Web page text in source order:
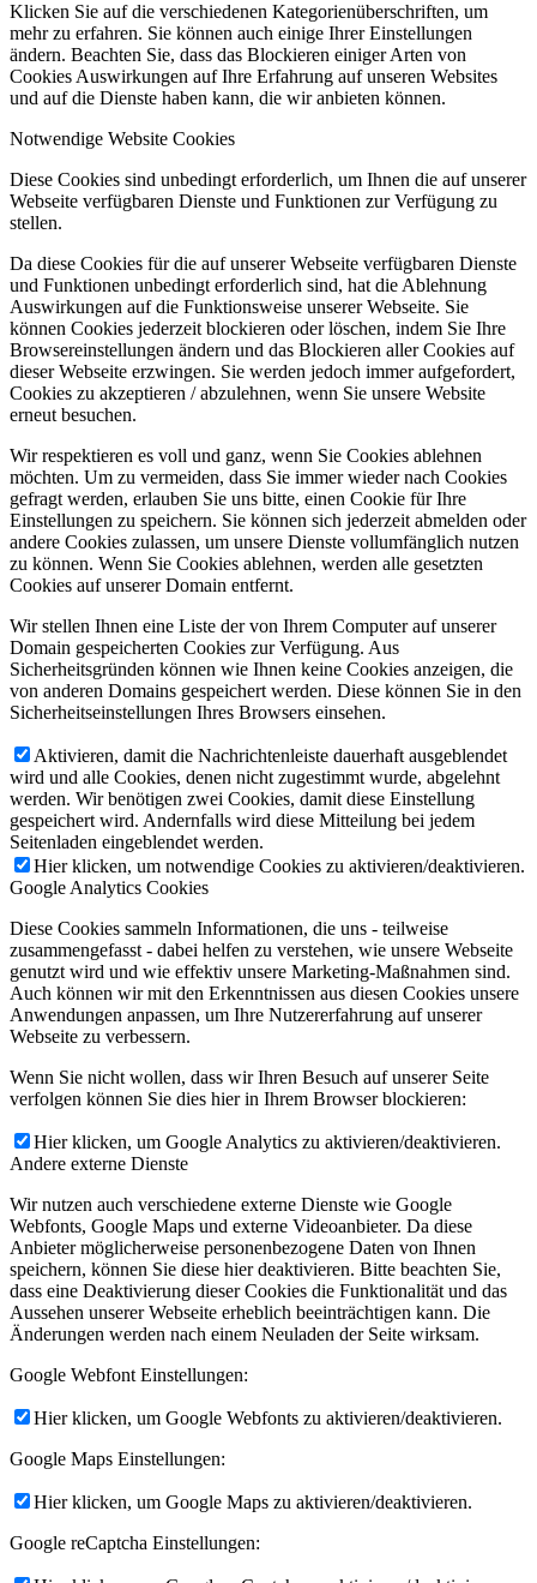
Klicken Sie auf die verschiedenen Kategorienüberschriften, um
mehr zu erfahren. Sie können auch einige Ihrer Einstellungen
ändern. Beachten Sie, dass das Blockieren einiger Arten von
Cookies Auswirkungen auf Ihre Erfahrung auf unseren Websites
und auf die Dienste haben kann, die wir anbieten können.
Notwendige Website Cookies
Diese Cookies sind unbedingt erforderlich, um Ihnen die auf unserer
Webseite verfügbaren Dienste und Funktionen zur Verfügung zu
stellen.
Da diese Cookies für die auf unserer Webseite verfügbaren Dienste
und Funktionen unbedingt erforderlich sind, hat die Ablehnung
Auswirkungen auf die Funktionsweise unserer Webseite. Sie
können Cookies jederzeit blockieren oder löschen, indem Sie Ihre
Browsereinstellungen ändern und das Blockieren aller Cookies auf
dieser Webseite erzwingen. Sie werden jedoch immer aufgefordert,
Cookies zu akzeptieren / abzulehnen, wenn Sie unsere Website
erneut besuchen.
Wir respektieren es voll und ganz, wenn Sie Cookies ablehnen
möchten. Um zu vermeiden, dass Sie immer wieder nach Cookies
gefragt werden, erlauben Sie uns bitte, einen Cookie für Ihre
Einstellungen zu speichern. Sie können sich jederzeit abmelden oder
andere Cookies zulassen, um unsere Dienste vollumfänglich nutzen
zu können. Wenn Sie Cookies ablehnen, werden alle gesetzten
Cookies auf unserer Domain entfernt.
Wir stellen Ihnen eine Liste der von Ihrem Computer auf unserer
Domain gespeicherten Cookies zur Verfügung. Aus
Sicherheitsgründen können wie Ihnen keine Cookies anzeigen, die
von anderen Domains gespeichert werden. Diese können Sie in den
Sicherheitseinstellungen Ihres Browsers einsehen.
Aktivieren, damit die Nachrichtenleiste dauerhaft ausgeblendet
wird und alle Cookies, denen nicht zugestimmt wurde, abgelehnt
werden. Wir benötigen zwei Cookies, damit diese Einstellung
gespeichert wird. Andernfalls wird diese Mitteilung bei jedem
Seitenladen eingeblendet werden.
Hier klicken, um notwendige Cookies zu aktivieren/deaktivieren.
Google Analytics Cookies
Diese Cookies sammeln Informationen, die uns - teilweise
zusammengefasst - dabei helfen zu verstehen, wie unsere Webseite
genutzt wird und wie effektiv unsere Marketing-Maßnahmen sind.
Auch können wir mit den Erkenntnissen aus diesen Cookies unsere
Anwendungen anpassen, um Ihre Nutzererfahrung auf unserer
Webseite zu verbessern.
Wenn Sie nicht wollen, dass wir Ihren Besuch auf unserer Seite
verfolgen können Sie dies hier in Ihrem Browser blockieren:
Hier klicken, um Google Analytics zu aktivieren/deaktivieren.
Andere externe Dienste
Wir nutzen auch verschiedene externe Dienste wie Google
Webfonts, Google Maps und externe Videoanbieter. Da diese
Anbieter möglicherweise personenbezogene Daten von Ihnen
speichern, können Sie diese hier deaktivieren. Bitte beachten Sie,
dass eine Deaktivierung dieser Cookies die Funktionalität und das
Aussehen unserer Webseite erheblich beeinträchtigen kann. Die
Änderungen werden nach einem Neuladen der Seite wirksam.
Google Webfont Einstellungen:
Hier klicken, um Google Webfonts zu aktivieren/deaktivieren.
Google Maps Einstellungen:
Hier klicken, um Google Maps zu aktivieren/deaktivieren.
Google reCaptcha Einstellungen: